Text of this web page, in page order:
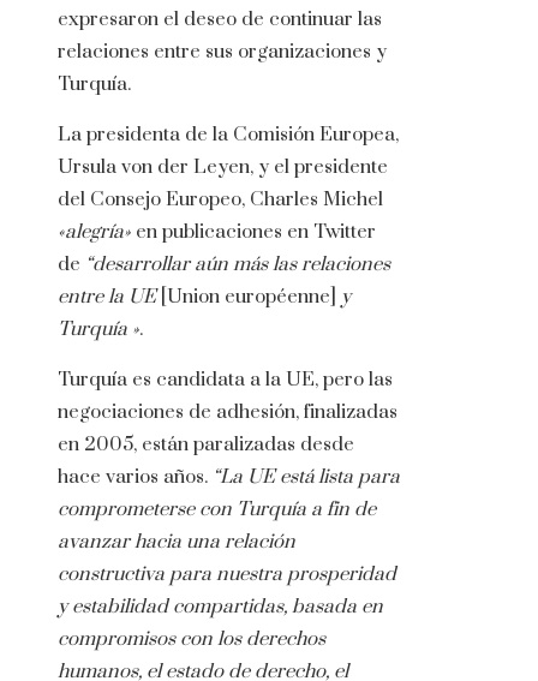
expresaron el deseo de continuar las
relaciones entre sus organizaciones y
Turquía.
La presidenta de la Comisión Europea,
Ursula von der Leyen, y el presidente
del Consejo Europeo, Charles Michel
«alegría» en publicaciones en Twitter
de “desarrollar aún más las relaciones
entre la UE [Union européenne] y
Turquía ».
Turquía es candidata a la UE, pero las
negociaciones de adhesión, finalizadas
en 2005, están paralizadas desde
hace varios años. “La UE está lista para
comprometerse con Turquía a fin de
avanzar hacia una relación
constructiva para nuestra prosperidad
y estabilidad compartidas, basada en
compromisos con los derechos
humanos, el estado de derecho, el